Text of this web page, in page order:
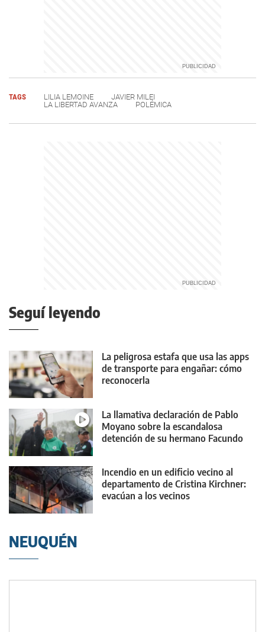
TAGS LILIA LEMOINE
JAVIER MILEI
LA LIBERTAD AVANZA
POLÉMICA
Seguí leyendo
La peligrosa estafa que usa las apps
de transporte para engañar: cómo
reconocerla
La llamativa declaración de Pablo
Moyano sobre la escandalosa
detención de su hermano Facundo
Incendio en un edificio vecino al
departamento de Cristina Kirchner:
evacúan a los vecinos
NEUQUÉN